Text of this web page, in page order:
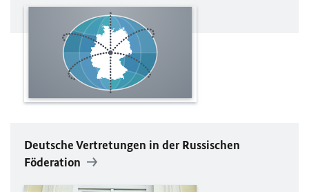
Deutsche Vertretungen in der Russischen
Föderation